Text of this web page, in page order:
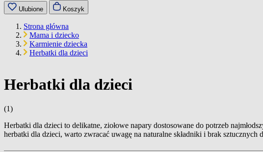
Ulubione Koszyk
Strona główna
Mama i dziecko
Karmienie dziecka
Herbatki dla dzieci
Herbatki dla dzieci
(1)
Herbatki dla dzieci to delikatne, ziołowe napary dostosowane do potrzeb
herbatki dla dzieci, warto zwracać uwagę na naturalne składniki i brak